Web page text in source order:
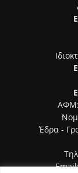
ΑΦΜ:
Έδρα -